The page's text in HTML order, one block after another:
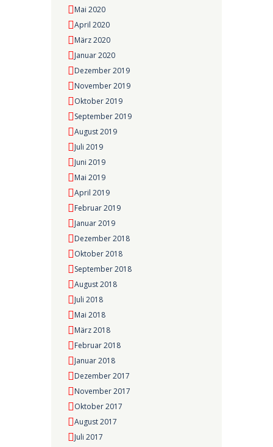
Mai 2020
April 2020
März 2020
Januar 2020
Dezember 2019
November 2019
Oktober 2019
September 2019
August 2019
Juli 2019
Juni 2019
Mai 2019
April 2019
Februar 2019
Januar 2019
Dezember 2018
Oktober 2018
September 2018
August 2018
Juli 2018
Mai 2018
März 2018
Februar 2018
Januar 2018
Dezember 2017
November 2017
Oktober 2017
August 2017
Juli 2017